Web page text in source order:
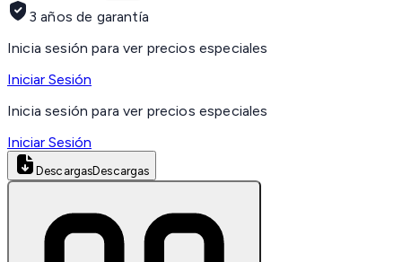
3 años de garantía
Inicia sesión para ver precios especiales
Iniciar Sesión
Inicia sesión para ver precios especiales
Iniciar Sesión
DescargasDescargas